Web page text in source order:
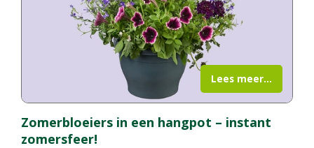
Zomerbloeiers in een hangpot – instant
zomersfeer!
Lees meer...